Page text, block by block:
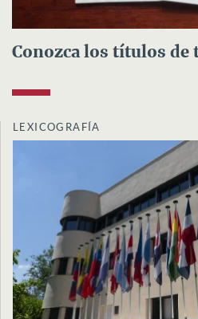
Conozca los títulos de
LEXICOGRAFÍA